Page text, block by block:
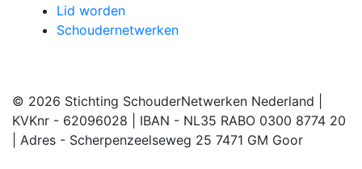
Lid worden
Schoudernetwerken
© 2026 Stichting SchouderNetwerken Nederland |
KVKnr - 62096028 | IBAN - NL35 RABO 0300 8774 20
| Adres - Scherpenzeelseweg 25 7471 GM Goor